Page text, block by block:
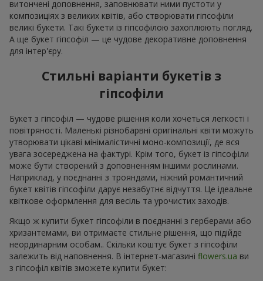
витончені доповнення, заповнювати ними пустоти у
композиціях з великих квітів, або створювати гіпсофіли
великі букети. Такі букети із гіпсофілою захоплюють погляд.
А ще букет гіпсофіл — це чудове декоративне доповнення
для інтер'єру.
Стильні варіанти букетів з
гіпсофіли
Букет з гіпсофіл — чудове рішення коли хочеться легкості і
повітряності. Маленькі різнобарвні оригінальні квіти можуть
утворювати цікаві мінімалістичні моно-композиції, де вся
увага зосереджена на фактурі. Крім того, букет із гіпсофіли
може бути створений з доповненням іншими рослинами.
Наприклад, у поєднанні з трояндами, ніжний романтичний
букет квітів гіпсофіли дарує незабутнє відчуття. Це ідеальне
квіткове оформлення для весіль та урочистих заходів.
Якщо ж купити букет гіпсофіли в поєднанні з герберами або
хризантемами, ви отримаєте стильне рішення, що підійде
неординарним особам.. Скільки коштує букет з гіпсофіли
залежить від наповнення. В інтернет-магазині flowers.ua ви
з гіпсофіл квітів зможете купити букет: